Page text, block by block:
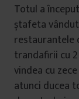
Totul a
ștafeta
restaurantele
trandafirii cu
vindea cu
atunci ducea